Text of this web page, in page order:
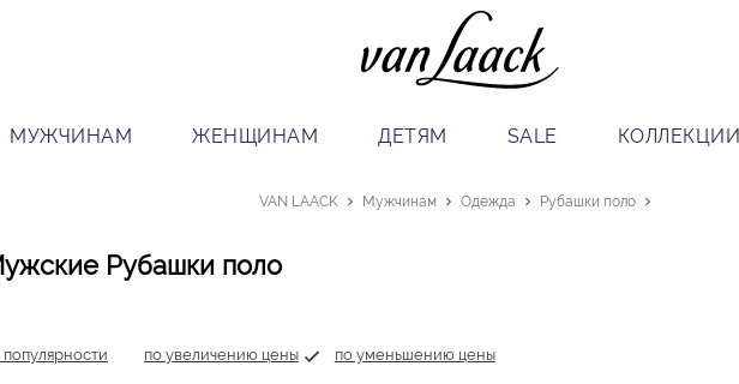
МУЖЧИНАМ ЖЕНЩИНАМ ДЕТЯМ SALE КОЛЛЕКЦИИ
VAN LAACK Мужчинам Одежда Рубашки поло
Рубашки поло
популярности по увеличению цены по уменьшению цены